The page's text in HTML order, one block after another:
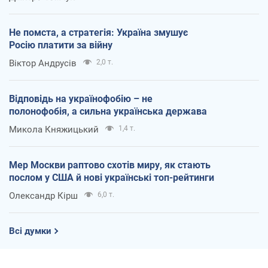
Не помста, а стратегія: Україна змушує
Росію платити за війну
Віктор Андрусів 2,0 т.
Відповідь на українофобію – не
полонофобія, а сильна українська держава
Микола Княжицький 1,4 т.
Мер Москви раптово схотів миру, як стають
послом у США й нові українські топ-рейтинги
Олександр Кірш 6,0 т.
Всі думки